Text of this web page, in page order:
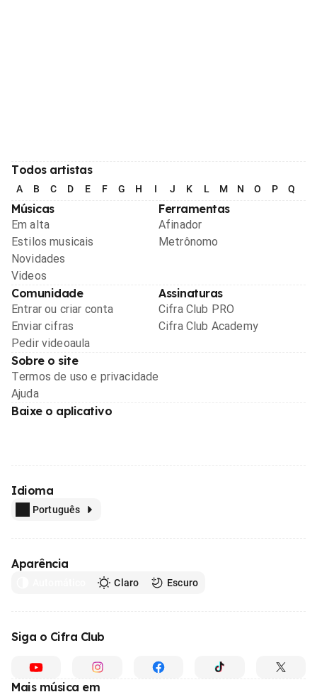
Todos artistas
A B C D E F G H I J K L M N O P Q
Músicas
Em alta
Estilos musicais
Novidades
Videos
Ferramentas
Afinador
Metrônomo
Comunidade
Entrar ou criar conta
Enviar cifras
Pedir videoaula
Assinaturas
Cifra Club PRO
Cifra Club Academy
Sobre o site
Termos de uso e privacidade
Ajuda
Baixe o aplicativo
Idioma
Português
Aparência
Claro Escuro
Siga o Cifra Club
Mais música em